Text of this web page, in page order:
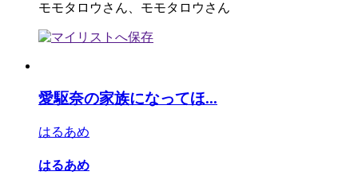
モモタロウさん、モモタロウさん
愛駆奈の家族になってほ...
はるあめ
はるあめ